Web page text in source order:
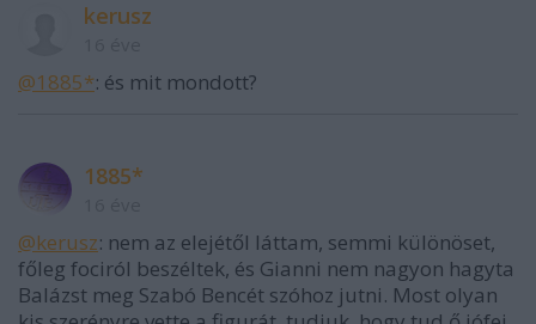
kerusz
@1885*: és mit mondott?
1885*
@kerusz: nem az elejétől láttam, semmi különöset,
főleg fociról beszéltek, és Gianni nem nagyon hagyta
Balázst meg Szabó Bencét szóhoz jutni. Most olyan